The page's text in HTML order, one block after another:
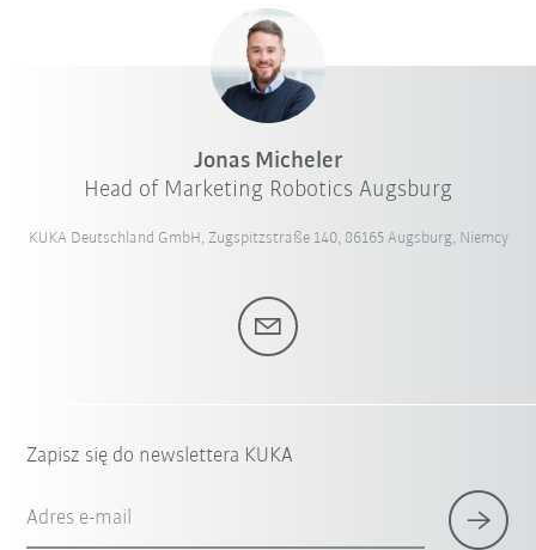
Jonas Micheler
Head of Marketing Robotics Augsburg
KUKA Deutschland GmbH, Zugspitzstraße 140, 86165 Augsburg, Niemcy
Zapisz się do newslettera KUKA
Adres e-mail